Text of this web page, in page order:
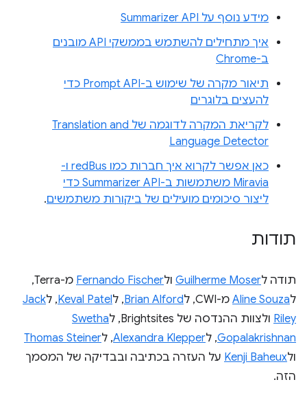
מידע נוסף על Summarizer API
איך מתחילים להשתמש בממשקי API מובנים
ב-Chrome
תיאור מקרה של שימוש ב-Prompt API כדי
להעצים בלוגרים
לקריאת המקרה לדוגמה של Translation and
Language Detector
כאן אפשר לקרוא איך חברות כמו redBus ו-
Miravia משתמשות ב-Summarizer API כדי
ליצור סיכומים מועילים של ביקורות משתמשים.
תודות
תודה לGuilherme Moser ולFernando Fischer
מ-Terra,
לAline Souza מ-CWI, ל Brian Alford, לKeval Patel, לJack
Riley ולצוות ההנדסה של Brightsites, ל
Swetha
Gopalakrishnan, לAlexandra Klepper, לThomas Steiner
ולKenji Baheux על העזרה בכתיבה ובבדיקה של המסמך
הזה.